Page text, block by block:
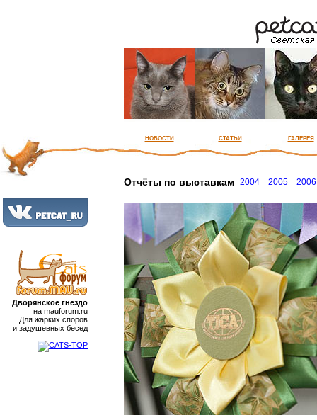
Дворянское гнездо
на mauforum.ru
Для жарких споров
и задушевных бесед
новости статьи галерея
Отчёты по выставкам 2004 2005 2006